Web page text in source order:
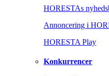
HORESTAs
Annoncering i
HORESTA Play
Konkurrencer